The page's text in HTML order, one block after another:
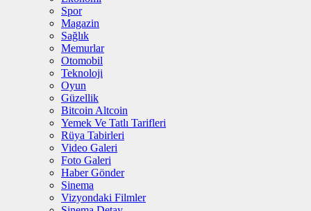
Spor
Magazin
Sağlık
Memurlar
Otomobil
Teknoloji
Oyun
Güzellik
Bitcoin Altcoin
Yemek Ve Tatlı Tarifleri
Rüya Tabirleri
Video Galeri
Foto Galeri
Haber Gönder
Sinema
Vizyondaki Filmler